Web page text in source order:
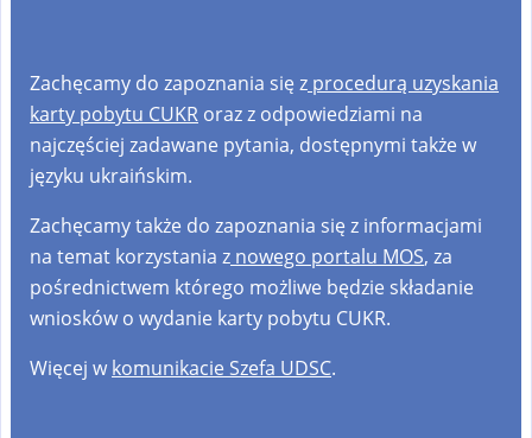
Zachęcamy do zapoznania się z procedurą uzyskania
karty pobytu CUKR oraz z odpowiedziami na
najczęściej zadawane pytania, dostępnymi także w
języku ukraińskim.
Zachęcamy także do zapoznania się z informacjami
na temat korzystania z nowego portalu MOS, za
pośrednictwem którego możliwe będzie składanie
wniosków o wydanie karty pobytu CUKR.
Więcej wkomunikacie Szefa UDSC.